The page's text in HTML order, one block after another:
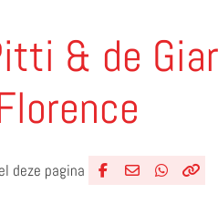
& de
deze pagina